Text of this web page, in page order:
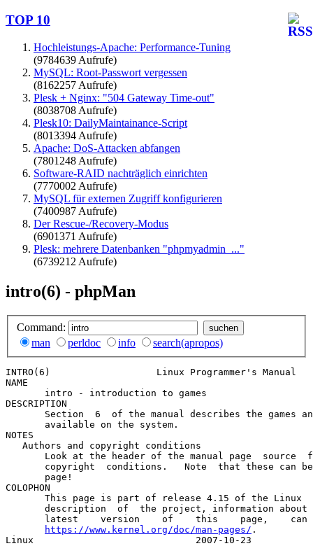
TOP 10
Hochleistungs-Apache: Performance-Tuning
(9784639 Aufrufe)
MySQL: Root-Passwort vergessen
(8162257 Aufrufe)
Plesk + Nginx: "504 Gateway Time-out"
(8038708 Aufrufe)
Plesk10: DailyMaintainance-Script
(8013394 Aufrufe)
Apache: DoS-Attacken abfangen
(7801248 Aufrufe)
Software-RAID nachträglich einrichten
(7770002 Aufrufe)
MySQL für externen Zugriff konfigurieren
(7400987 Aufrufe)
Der Rescue-/Recovery-Modus
(6901371 Aufrufe)
Plesk: mehrere Datenbanken "phpmyadmin_..."
(6739212 Aufrufe)
intro(6) - phpMan
Command:
man
perldoc info search(apropos)
INTRO(6)                   Linux
NAME
       intro - introduction to games
DESCRIPTION
Section  6  of the manual describes the games
       available on the system.
NOTES
   Authors and copyright conditions
Look at the header of the manual page  source
copyright  conditions.   Note  that these can
       page!
COLOPHON
This page is part of release 4.15 of the Linux
description  of  the project, information about
latest    version    of    this    page,    can
https://www.kernel.org/doc/man-pages/ .
Linux